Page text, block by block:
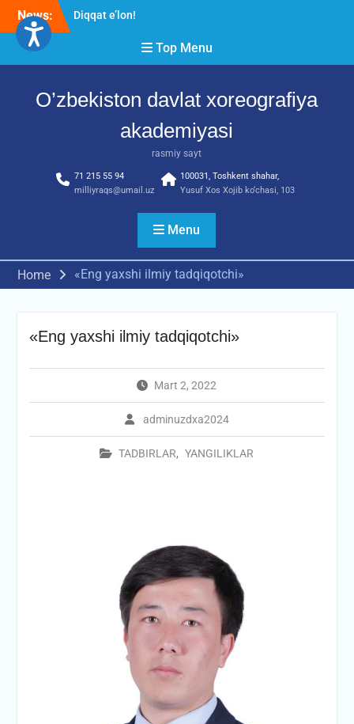
Skip
content
News:
Akademiyada “Bitiruvchi –
RESPUBLIKA ILMIY-
AMALIY ANJUMANI!!!
Top Menu
O’zbekiston davlat xoreografiya
akademiyasi
rasmiy sayt
71 215 55 94
milliyraqs@umail.uz
100031, Toshkent shahar,
Yusuf Xos Xojib ko‘chasi, 103
Menu
Home «Eng yaxshi ilmiy tadqiqotchi»
«Eng yaxshi ilmiy tadqiqotchi»
Mart 2, 2022
adminuzdxa2024
TADBIRLAR, YANGILIKLAR